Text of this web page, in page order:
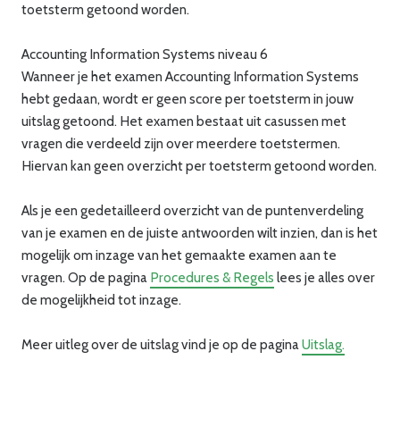
toetsterm getoond worden.
Accounting Information Systems niveau 6
Wanneer je het examen Accounting Information Systems
hebt gedaan, wordt er geen score per toetsterm in jouw
uitslag getoond. Het examen bestaat uit casussen met
vragen die verdeeld zijn over meerdere toetstermen.
Hiervan kan geen overzicht per toetsterm getoond worden.
Als je een gedetailleerd overzicht van de puntenverdeling
van je examen en de juiste antwoorden wilt inzien, dan is het
mogelijk om inzage van het gemaakte examen aan te
vragen. Op de pagina Procedures & Regels lees je alles over
de mogelijkheid tot inzage.
Meer uitleg over de uitslag vind je op de paginaUitslag.